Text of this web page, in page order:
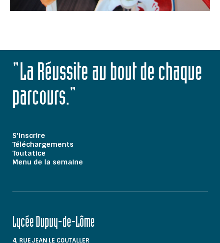
"La Réussite au bout de chaque
parcours."
S'inscrire
Téléchargements
Toutatice
Menu de la semaine
Lycée Dupuy-de-Lôme
4, RUE JEAN LE COUTALLER